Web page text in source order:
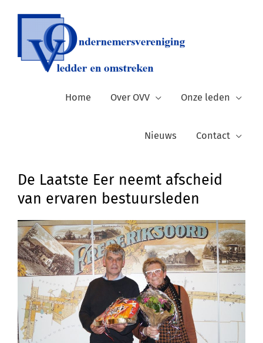
Home Over OVV Onze leden
Nieuws Contact
De Laatste Eer neemt afscheid
van ervaren bestuursleden